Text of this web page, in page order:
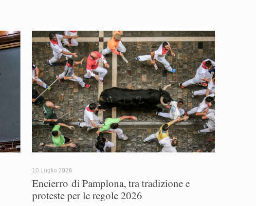
10 Luglio 2026
Encierro di Pamplona, tra tradizione e
proteste per le regole 2026